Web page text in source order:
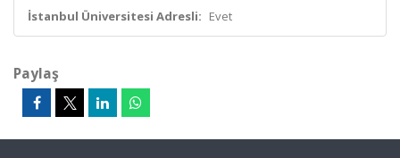
İstanbul Üniversitesi Adresli: Evet
Paylaş